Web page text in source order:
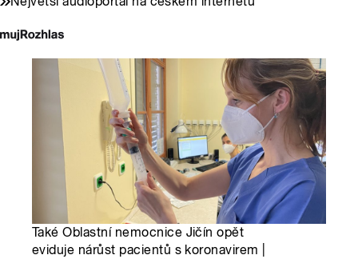
Také Oblastní nemocnice Jičín opět
eviduje nárůst pacientů s koronavirem |